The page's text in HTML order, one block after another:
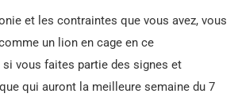
et les contraintes que vous avez, vous
un lion en cage en ce
si vous faites partie des signes et
qui auront la meilleure semaine du 7